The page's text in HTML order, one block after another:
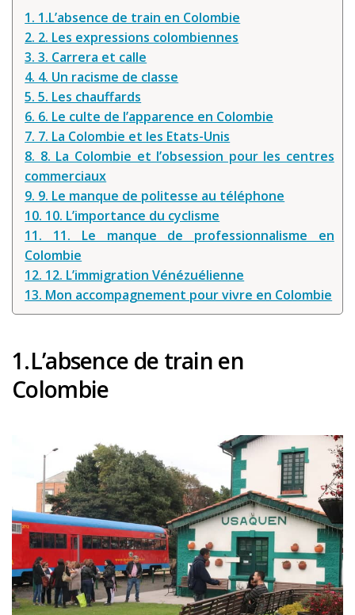
1. 1.L’absence de train en Colombie
2. 2. Les expressions colombiennes
3. 3. Carrera et calle
4. 4. Un racisme de classe
5. 5. Les chauffards
6. 6. Le culte de l’apparence en Colombie
7. 7. La Colombie et les Etats-Unis
8. 8. La Colombie et l’obsession pour les centres
commerciaux
9. 9. Le manque de politesse au téléphone
10. 10. L’importance du cyclisme
11. 11. Le manque de professionnalisme en
Colombie
12. 12. L’immigration Vénézuélienne
13. Mon accompagnement pour vivre en Colombie
1.L’absence de train en
Colombie